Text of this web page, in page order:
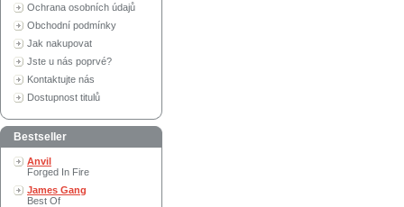
Ochrana osobních údajů
Obchodní podmínky
Jak nakupovat
Jste u nás poprvé?
Kontaktujte nás
Dostupnost titulů
Bestseller
Anvil
Forged In Fire
James Gang
Best Of